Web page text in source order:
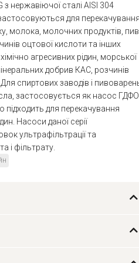
з нержавіючої сталі AISI 304
для
молока, молочних продуктів,
оцтової кислоти та інших
агресивних рідин, морської
добрив КАС, розчинів
спиртових заводів і
застосовується як насос
підходить для перекачування
Насоси даної серії
ультрафільтрації та
і фільтрату.